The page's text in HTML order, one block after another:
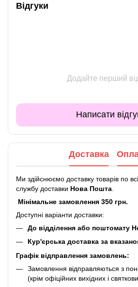
Відгуки
Додайте перший
Написати
Доставка
Ми здійснюємо доставку товарів по
службу доставки Нова Пошта
Мінімальне замовлення 350 грн.
Доступні варіанти доставки:
До відділення або поштомату
Кур'єрська доставка за
Графік відправлення замовлень:
Замовлення відправляються з
(крім офіційних вихідних і